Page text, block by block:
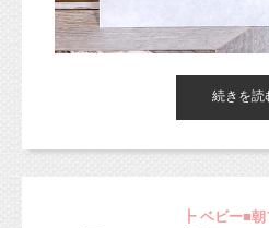
新オリジナルプラン＊
https://www.studiomilk.jp/news_dtl/
ご予約受付中ですが、
9月末〜10月頭に公開
また9月23日〜10月2日
こんにちは、東京都杉並
「スタジオミルク」です。
続きを読
┣ ベビー■朝